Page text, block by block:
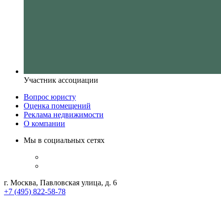
Участник ассоциации
Вопрос юристу
Оценка помещений
Реклама недвижимости
О компании
Мы в социальных сетях
г. Москва, Павловская улица, д. 6
+7 (495) 822-58-78